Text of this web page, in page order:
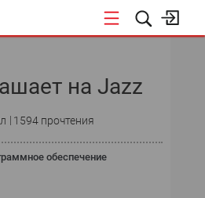
на Jazz
1594 прочтения
обеспечение